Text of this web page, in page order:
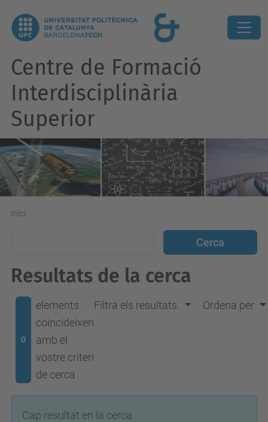
Centre de Formació
Interdisciplinària
Superior
Inici
Resultats de la cerca
0
elements
coincideixen
amb el
vostre criteri
de cerca
Filtra els resultats. Ordena per
Cap resultat en la cerca.